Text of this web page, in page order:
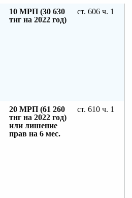
10 МРП (30 630
тнг на 2022 год)
ст. 606 ч. 1
20 МРП (61 260
тнг на 2022 год)
или лишение
прав на 6 мес.
ст. 610 ч. 1